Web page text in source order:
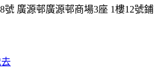
號 廣源邨廣源邨商場3座 1樓12號鋪